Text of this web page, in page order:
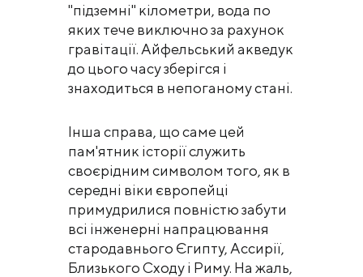
"підземні" кілометри, вода по
яких тече виключно за рахунок
гравітації. Айфельський акведук
до цього часу зберігся і
знаходиться в непоганому стані.
Інша справа, що саме цей
пам'ятник історії служить
своєрідним символом того, як в
середні віки європейці
примудрилися повністю забути
всі інженерні напрацювання
стародавнього Єгипту, Ассирії,
Близького Сходу і Риму. На жаль,